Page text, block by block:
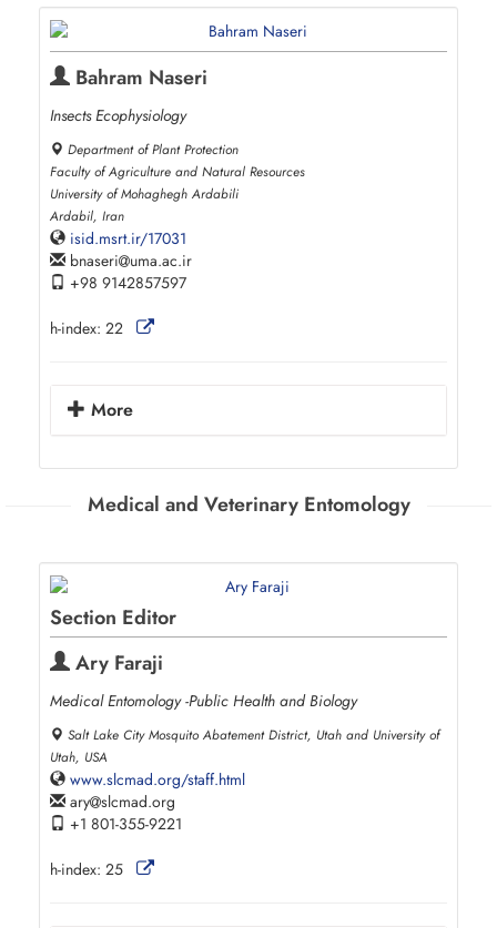
Bahram Naseri
Insects Ecophysiology
Department of Plant Protection
Faculty of Agriculture and Natural Resources
University of Mohaghegh Ardabili
Ardabil, Iran
isid.msrt.ir/17031
bnaseri uma.ac.ir
+98 9142857597
h-index: 22
More
Medical and Veterinary Entomology
Section Editor
Ary Faraji
Medical Entomology -Public Health and Biology
Salt Lake City Mosquito Abatement District, Utah and University of
Utah, USA
www.slcmad.org/staff.html
ary slcmad.org
+1 801-355-9221
h-index: 25